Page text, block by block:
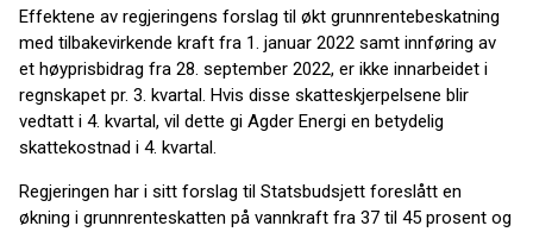
Effektene av regjeringens forslag til økt grunnrentebeskatning
med tilbakevirkende kraft fra 1. januar 2022 samt innføring av
et høyprisbidrag fra 28. september 2022, er ikke innarbeidet i
regnskapet pr. 3. kvartal. Hvis disse skatteskjerpelsene blir
vedtatt i 4. kvartal, vil dette gi Agder Energi en betydelig
skattekostnad i 4. kvartal.
Regjeringen har i sitt forslag til Statsbudsjett foreslått en
økning i grunnrenteskatten på vannkraft fra 37 til 45 prosent og